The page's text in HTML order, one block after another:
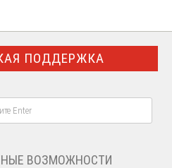
ПОДДЕРЖКА
ВОЗМОЖНОСТИ